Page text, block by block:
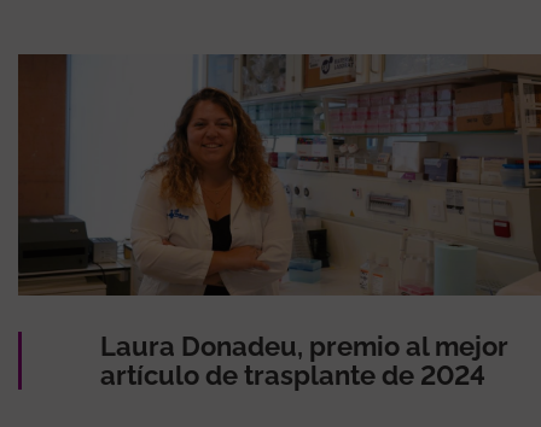
Laura Donadeu, premio al mejor
artículo de trasplante de 2024